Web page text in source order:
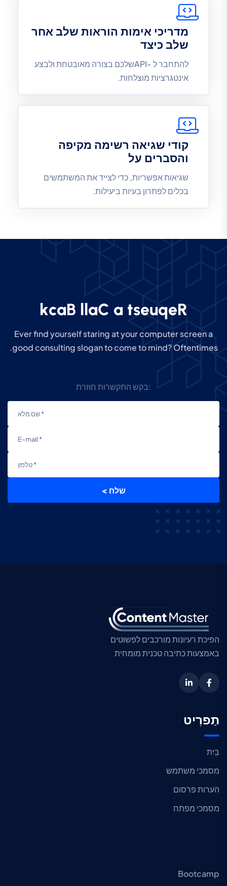
מדריכי אימות הוראות שלב אחר
שלב כיצד
להתחבר ל -APIשלכם בצורה מאובטחת ולבצע
אינטגרציות מוצלחות.
קודי שגיאה רשימה מקיפה
והסברים על
שגיאות אפשריות, כדי לצייד את המשתמשים
בכלים לפתרון בעיות ביעילות.
R
e
q
u
e
s
t
a
C
a
l
l
B
a
c
k
Ever find yourself staring at your computer screen a
good consulting slogan to come to mind? Oftentimes.
בקש התקשרות חוזרת:
< שלח
הפיכת רעיונות מורכבים לפשוטים
באמצעות כתיבה טכנית מומחית
תַפרִיט
בַּיִת
מסמכי משתמש
הערות פרסום
מסמכי מפתח
Bootcamp